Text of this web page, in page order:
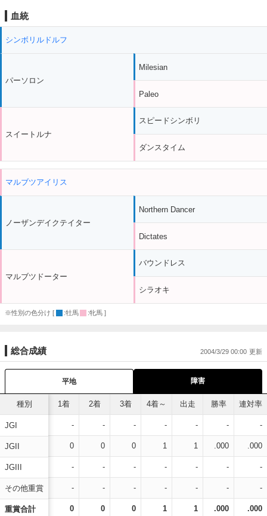
血統
シンボリルドルフ
パーソロン
スイートルナ
Milesian
Paleo
スピードシンボリ
ダンスタイム
マルブツアイリス
ノーザンデイクテイター
マルブツドーター
Northern Dancer
Dictates
バウンドレス
シラオキ
※性別の色分け [ :牡馬 :牝馬 ]
総合成績 2004/3/29 00:00
平地 障害
種別
JGI
JGII
JGIII
その他重賞
重賞合計
1着 2着 3着 4着～ 出走 勝率 連対率
- - - - - - -
0 0 0 1 1 .000 .000
- - - - - - -
- - - - - - -
0 0 0 1 1 .000 .000